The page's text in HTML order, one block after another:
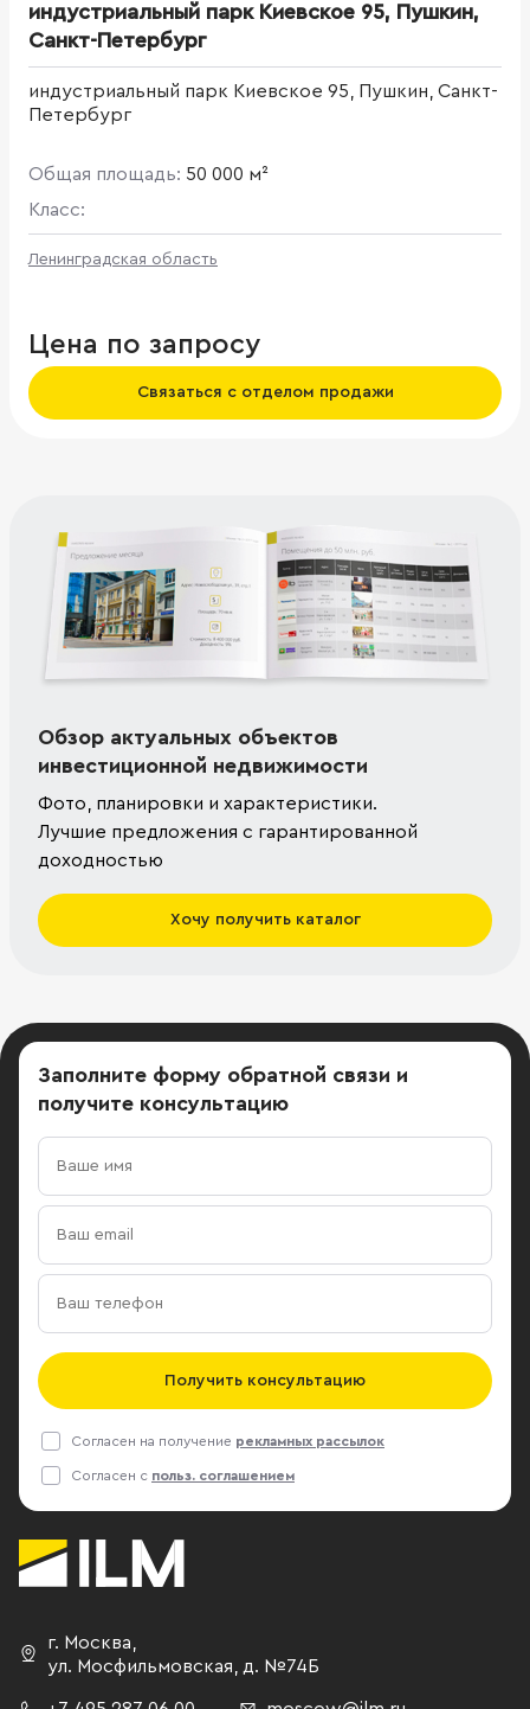
индустриальный парк Киевское 95, Пушкин,
Санкт-Петербург
индустриальный парк Киевское 95, Пушкин, Санкт-
Петербург
Общая площадь: 50 000 м²
Класс:
Ленинградская область
Цена по запросу
Связаться с отделом продажи
Обзор актуальных объектов
инвестиционной недвижимости
Фото, планировки и характеристики.
Лучшие предложения с гарантированной
доходностью
Хочу получить каталог
Заполните форму обратной связи и
получите консультацию
Получить консультацию
Согласен на получение рекламных рассылок
Согласен с польз. соглашением
г. Москва,
ул. Мосфильмовская, д. №74Б